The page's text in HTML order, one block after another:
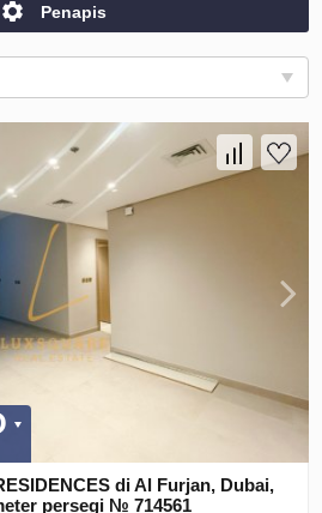
Penapis
di Al Furjan, Dubai,
persegi № 714561